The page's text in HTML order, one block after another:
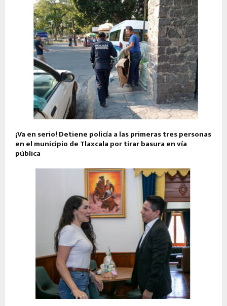
¡Va en serio! Detiene policía a las primeras tres personas
en el municipio de Tlaxcala por tirar basura en vía
pública